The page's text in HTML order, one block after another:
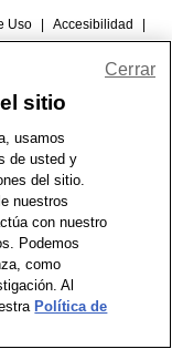
Uso Accesibilidad
sitio
usamos
de usted y
del sitio.
nuestros
con nuestro
Podemos
como
Al
Política de
Cerrar